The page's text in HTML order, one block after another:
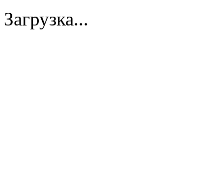
Загрузка...